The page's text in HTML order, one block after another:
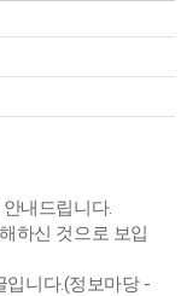
내드립니다.
하신 것으로 보입
입니다.(정보마당 -